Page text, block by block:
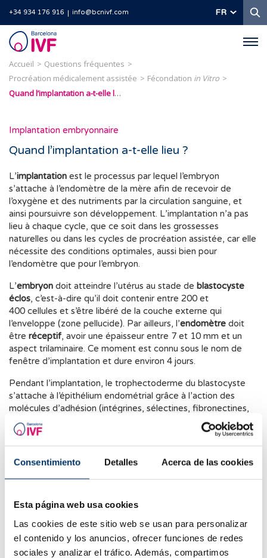
Consentimiento Detalles Acerca de las cookies
Esta página web usa cookies
Las cookies de este sitio web se usan para personalizar
el contenido y los anuncios, ofrecer funciones de redes
sociales y analizar el tráfico. Además, compartimos
+34 934 176 916 info@bcnivf.com FR
Barcelona
IVF
Accueil
Questions fréquentes
Procréation médicalement assistée
Fécondation in Vitro
Quand l’implantation a-t-elle lieu ?
Implantation embryonnaire
Quand l’implantation a-t-elle lieu ?
L’implantation est le processus par lequel l’embryon
s’attache à l’endomètre de la mère afin de recevoir de
l’oxygène et des nutriments par la circulation sanguine, et
ainsi poursuivre son développement. L’implantation n’a pas
lieu à chaque cycle, que ce soit dans les grossesses
naturelles ou dans les cycles de procréation assistée, car elle
nécessite des conditions optimales, aussi bien pour
l’endomètre que pour l’embryon.
L’embryon doit atteindre l’utérus au stade de blastocyste
éclos, c’est-à-dire qu’il doit contenir entre 200 et
400 cellules et s’être libéré de la couche externe qui
l’enveloppe (zone pellucide). Par ailleurs, l’endomètre doit
être réceptif, avoir une épaisseur entre 7 et 10 mm et un
aspect trilaminaire. Ce moment est connu sous le nom de
fenêtre d’implantation et dure environ 4 jours.
Pendant l’implantation, le trophectoderme du blastocyste
s’attache à l’épithélium endométrial grâce à l’action des
molécules d’adhésion (intégrines, sélectines, fibronectines,
etc.) et se déplace vers les vaisseaux sanguins de
l’endomètre afin de former de nouveaux vaisseaux qui
permettront le contact avec la circulation sanguine
maternelle. La rupture de petits vaisseaux sanguins de
spotting.
Dans le cadre d’un traitement de fécondation in vitro (FIV),
le processus est similaire au processus naturel, à la
différence que l’embryon est déposé dans l’utérus au stade
de blastocyste (éclos ou non).